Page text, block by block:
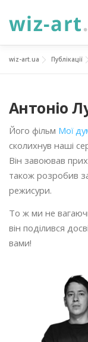
до
НОВИНИ
ПІДТРИМАТИ
ПРОЄКТИ
wiz-art.ua Публікації
Антоніо
Його фільм Мої
сколихнув наші
Він завоював
також розробив
режисури.
То ж ми не
він поділився
вами!